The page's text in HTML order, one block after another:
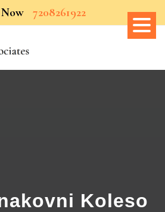
7208261922
Koleso